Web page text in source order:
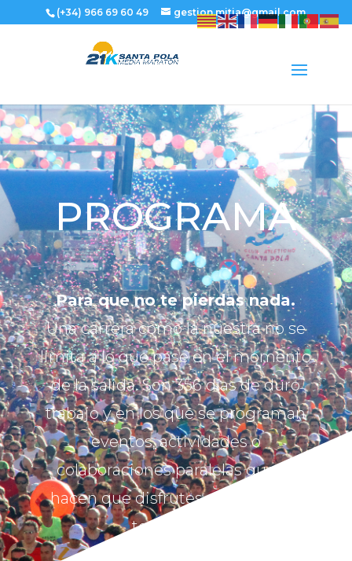
(+34) 966 69 60 49 gestion.mitja@gmail.com
PROGRAMA
Para que no te pierdas nada.
Una carrera como la nuestra no se
limita a lo que pase en el momento
de la salida. Son 356 días de duro
trabajo y en los que se programan
eventos, actividades o
colaboraciones paralelas que te
hacen que disfrutes de la prueba
todo el año.